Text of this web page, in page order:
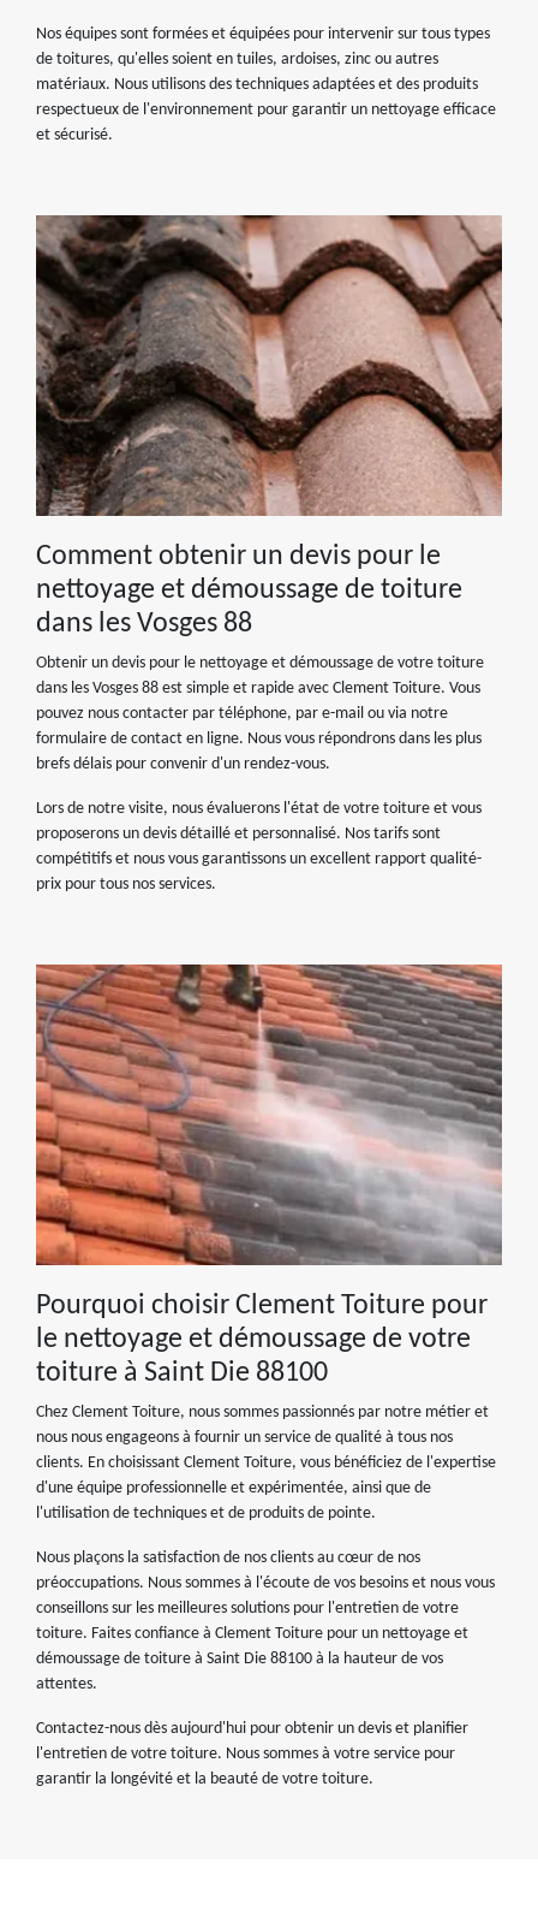
Nos équipes sont formées et équipées pour intervenir sur tous types
de toitures, qu'elles soient en tuiles, ardoises, zinc ou autres
matériaux. Nous utilisons des techniques adaptées et des produits
respectueux de l'environnement pour garantir un nettoyage efficace
et sécurisé.
Comment obtenir un devis pour le
nettoyage et démoussage de toiture
dans les Vosges 88
Obtenir un devis pour le nettoyage et démoussage de votre toiture
dans les Vosges 88 est simple et rapide avec Clement Toiture. Vous
pouvez nous contacter par téléphone, par e-mail ou via notre
formulaire de contact en ligne. Nous vous répondrons dans les plus
brefs délais pour convenir d'un rendez-vous.
Lors de notre visite, nous évaluerons l'état de votre toiture et vous
proposerons un devis détaillé et personnalisé. Nos tarifs sont
compétitifs et nous vous garantissons un excellent rapport qualité-
prix pour tous nos services.
Pourquoi choisir Clement Toiture pour
le nettoyage et démoussage de votre
toiture à Saint Die 88100
Chez Clement Toiture, nous sommes passionnés par notre métier et
nous nous engageons à fournir un service de qualité à tous nos
clients. En choisissant Clement Toiture, vous bénéficiez de l'expertise
d'une équipe professionnelle et expérimentée, ainsi que de
l'utilisation de techniques et de produits de pointe.
Nous plaçons la satisfaction de nos clients au cœur de nos
préoccupations. Nous sommes à l'écoute de vos besoins et nous vous
conseillons sur les meilleures solutions pour l'entretien de votre
toiture. Faites confiance à Clement Toiture pour un nettoyage et
démoussage de toiture à Saint Die 88100 à la hauteur de vos
attentes.
Contactez-nous dès aujourd'hui pour obtenir un devis et planifier
l'entretien de votre toiture. Nous sommes à votre service pour
garantir la longévité et la beauté de votre toiture.